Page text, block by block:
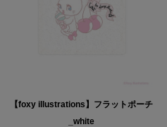
【foxy illustrations】フラットポーチ
_white